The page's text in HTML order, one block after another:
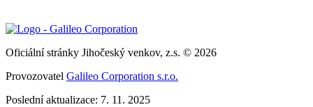
Oficiální stránky Jihočeský venkov, z.s. © 2026
Provozovatel Galileo Corporation s.r.o.
Poslední aktualizace: 7. 11. 2025